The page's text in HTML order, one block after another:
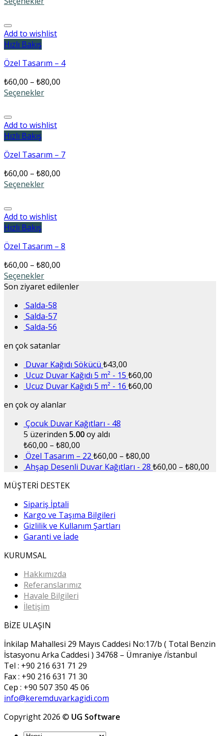
Add to wishlist
Hızlı Bakış
Özel Tasarım – 4
₺60,00 – ₺80,00
Seçenekler
Add to wishlist
Hızlı Bakış
Özel Tasarım – 7
₺60,00 – ₺80,00
Seçenekler
Add to wishlist
Hızlı Bakış
Özel Tasarım – 8
₺60,00 – ₺80,00
Seçenekler
Son ziyaret edilenler
Salda-58
Salda-57
Salda-56
en çok satanlar
Duvar Kağıdı Sökücü ₺43,00
Ucuz Duvar Kağıdı 5 m² - 15 ₺60,00
Ucuz Duvar Kağıdı 5 m² - 16 ₺60,00
en çok oy alanlar
Çocuk Duvar Kağıtları - 48
5 üzerinden 5.00oy aldı
₺60,00 – ₺80,00
Özel Tasarım – 22 ₺60,00 – ₺80,00
Ahşap Desenli Duvar Kağıtları - 28 ₺60,00 – ₺80,00
MÜŞTERİ DESTEK
Sipariş İptali
Kargo ve Taşıma Bilgileri
Gizlilik ve Kullanım Şartları
Garanti ve İade
KURUMSAL
Hakkımızda
Referanslarımız
Havale Bilgileri
İletişim
BİZE ULAŞIN
İnkilap Mahallesi 29 Mayıs Caddesi No:17/b ( Total Benzin
İstasyonu Arka Caddesi ) 34768 – Ümraniye /İstanbul
Tel : +90 216 631 71 29
Fax : +90 216 631 71 30
Cep : +90 507 350 45 06
info@keremduvarkagidi.com
Copyright 2026 © UG Software